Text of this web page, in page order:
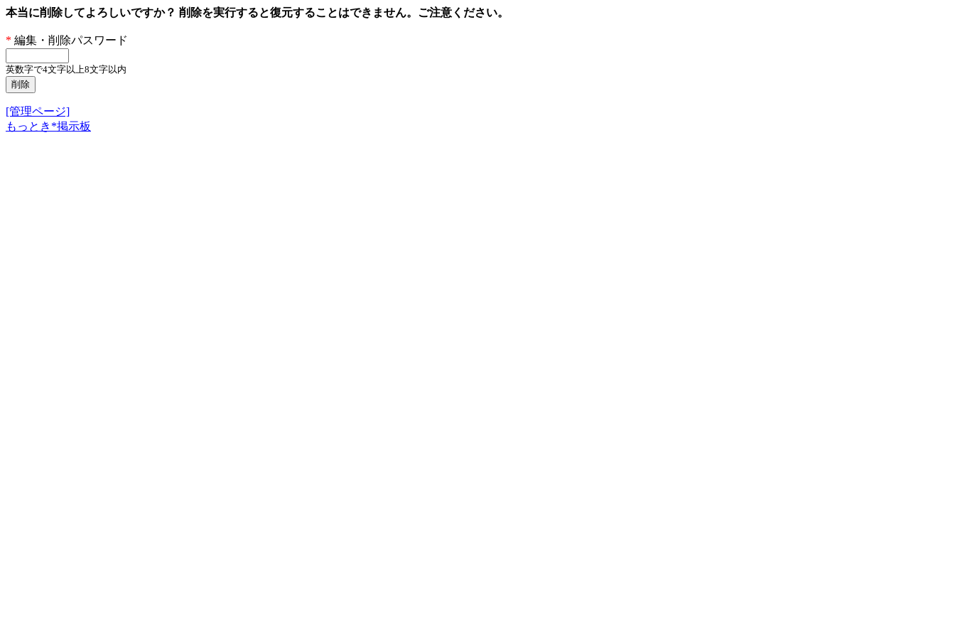
本当に削除してよろしいですか？ 削除を実行すると復元することはできません。ご注意ください。
* 編集・削除パスワード
英数字で4文字以上8文字以内
[管理ページ]
もっとき*掲示板